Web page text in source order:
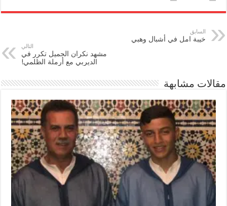
السابق
خيبة امل في أشبال وهبي
التالي
مشهد نكران الجميل تكرر في
الديربي مع أرملة الظلمي!
مقالات مشابهة